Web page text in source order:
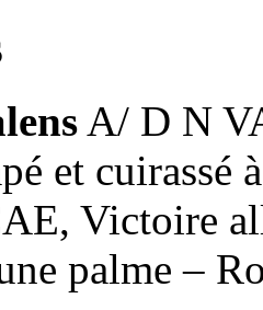
A/ D N
et
Victoire
palme –